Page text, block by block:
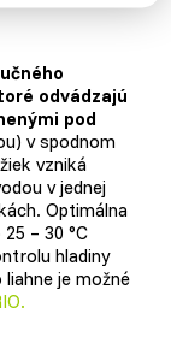
odvádzajú
pod
v spodnom
vzniká
v jednej
Optimálna
– 30 °C
hladiny
je možné
.